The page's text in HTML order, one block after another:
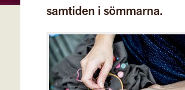
samtiden i sömmarna.